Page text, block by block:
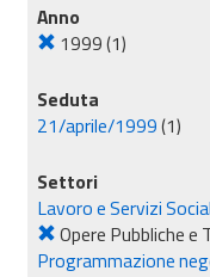
Anno
1999(1)
Seduta
21/aprile/1999(1)
Settori
Lavoro e Servizi
Opere Pubbliche e
Programmazione